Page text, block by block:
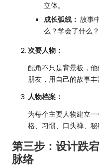
立体。
成长弧线： 故事
么？学会了什么？
次要人物：
配角不只是背景板，
朋友，用自己的故事丰
人物档案：
为每个主要人物建立
格、习惯、口头禅、
第三步：设计跌
脉络